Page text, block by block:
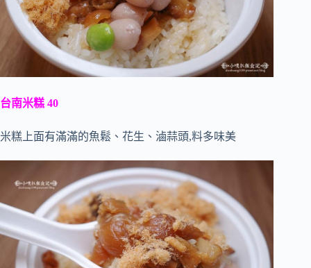
台南米糕 40
米糕上面有滿滿的魚鬆、花生、滷蒜頭,料多味美